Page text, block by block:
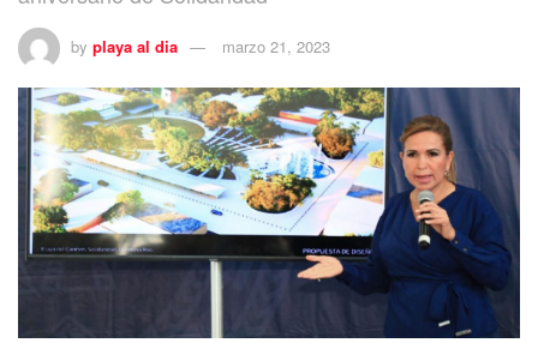
by playa al dia marzo 21, 2023